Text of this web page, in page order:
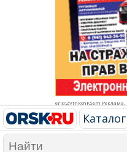
erid:2VfnxxhKSem
Каталог
Развлечения и отдых
Спорт Фитнес
Недвижимость
Красота Косметология
Медицина Здоровье
Путешествия, Туризм
Гостиницы